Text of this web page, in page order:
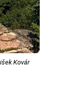
Kovár